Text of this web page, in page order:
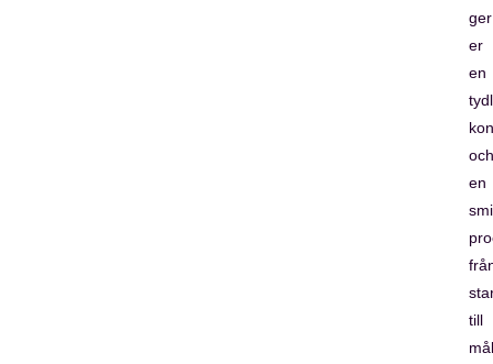
ger
er
en
och
en
till